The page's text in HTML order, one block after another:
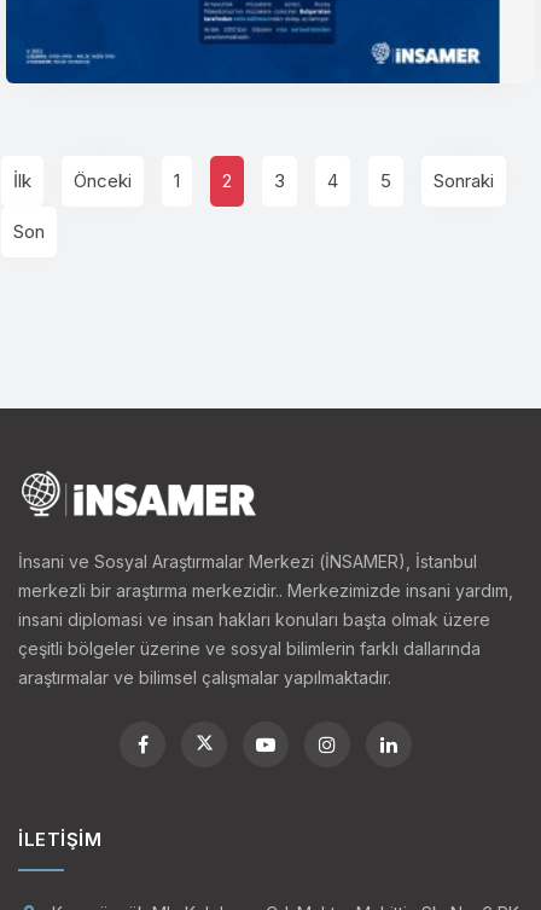
İlk Önceki 1 2 3 4 5 Sonraki
Son
İnsani ve Sosyal Araştırmalar Merkezi (İNSAMER), İstanbul
merkezli bir araştırma merkezidir.. Merkezimizde insani yardım,
insani diplomasi ve insan hakları konuları başta olmak üzere
çeşitli bölgeler üzerine ve sosyal bilimlerin farklı dallarında
araştırmalar ve bilimsel çalışmalar yapılmaktadır.
İLETIŞIM